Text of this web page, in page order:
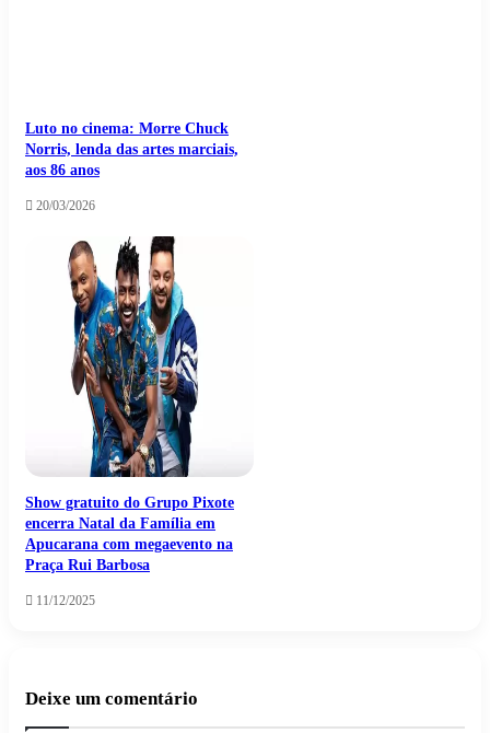
Luto no cinema: Morre Chuck
Norris, lenda das artes marciais,
aos 86 anos
20/03/2026
Show gratuito do Grupo Pixote
encerra Natal da Família em
Apucarana com megaevento na
Praça Rui Barbosa
11/12/2025
Deixe um comentário